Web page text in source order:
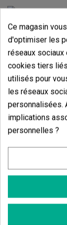
(38)
7,50 €
5 étoiles
3 étoiles
Ce magasin
d'optimiser les
réseaux sociaux
cookies tiers
utilisés pour
les réseaux
personnalisées.
implications
personnelles ?